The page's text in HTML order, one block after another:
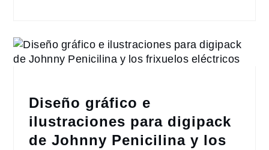
Diseño gráfico e
ilustraciones para digipack
de Johnny Penicilina y los